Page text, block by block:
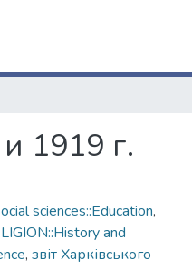
1919 г.
sciences::Education,
and
, звіт Харківського